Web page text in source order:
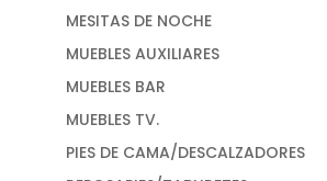
MESITAS DE NOCHE
MUEBLES AUXILIARES
MUEBLES BAR
MUEBLES TV.
PIES DE CAMA/DESCALZADORES